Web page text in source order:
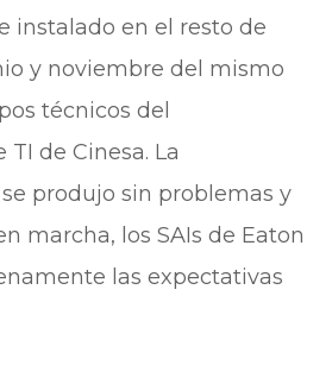
instalado en el resto de
y noviembre del mismo
técnicos del
de Cinesa. La
produjo sin problemas y
marcha, los SAIs de Eaton
las expectativas